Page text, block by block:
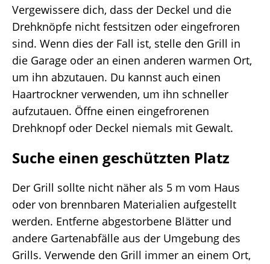
Vergewissere dich, dass der Deckel und die
Drehknöpfe nicht festsitzen oder eingefroren
sind. Wenn dies der Fall ist, stelle den Grill in
die Garage oder an einen anderen warmen Ort,
um ihn abzutauen. Du kannst auch einen
Haartrockner verwenden, um ihn schneller
aufzutauen. Öffne einen eingefrorenen
Drehknopf oder Deckel niemals mit Gewalt.
Suche einen geschützten Platz
Der Grill sollte nicht näher als 5 m vom Haus
oder von brennbaren Materialien aufgestellt
werden. Entferne abgestorbene Blätter und
andere Gartenabfälle aus der Umgebung des
Grills. Verwende den Grill immer an einem Ort,